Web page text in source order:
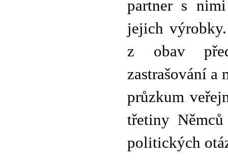
partner s
jejich
z obav
zastrašování a
průzkum
třetiny
politických